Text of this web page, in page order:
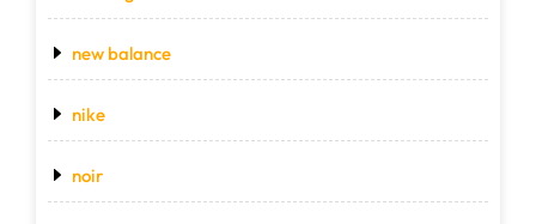
new balance
nike
noir